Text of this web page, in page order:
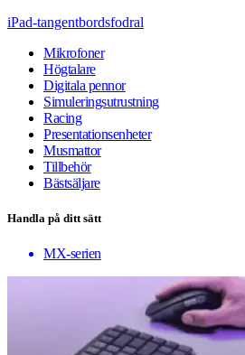
iPad-tangentbordsfodral
Mikrofoner
Högtalare
Digitala pennor
Simuleringsutrustning
Racing
Presentationsenheter
Musmattor
Tillbehör
Bästsäljare
Handla på ditt sätt
MX-serien